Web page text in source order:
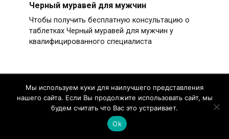
Черный муравей для мужчин
Чтобы получить бесплатную консультацию о
таблетках Черный муравей для мужчин у
квалифицированного специалиста
Этот сайт не имеет никакого отношения ни к
одной указанной на нем организации. Целью
Мы используем куки для наилучшего представления
нашего сайта. Если Вы продолжите использовать сайт, мы
будем считать что Вас это устраивает.
Ok